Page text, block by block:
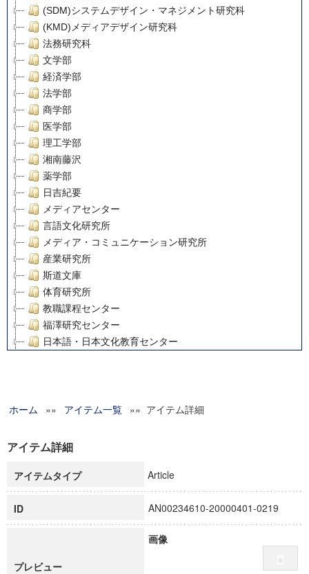
(SDM)システムデザイン・マネジメント研究科
(KMD)メディアデザイン研究科
法務研究科
文学部
経済学部
法学部
商学部
医学部
理工学部
湘南藤沢
薬学部
日吉紀要
メディアセンター
言語文化研究所
メディア・コミュニケーション研究所
産業研究所
斯道文庫
体育研究所
教職課程センター
福澤研究センター
日本語・日本文化教育センター
グローバルリサーチインスティテュート
科学研究費補助金研究成果報告書
慶應義塾大学グローバルCOEプログラム市民社会ガバナンス
慶應義塾大学グローバルCOEプログラム論理と感性の先端的
博士課程教育リーディングプログラム「超成熟社会発展のサ
学術雑誌掲載論文等(8)
ホーム »» アイテム一覧 »» アイテム詳細
アイテム詳細
アイテムタイプ Article
ID AN00234610-20000401-0219
プレビュー
画像